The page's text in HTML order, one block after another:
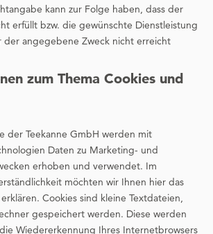
kann zur Folge haben, dass der
erfüllt bzw. die gewünschte Dienstleistung
der angegebene Zweck nicht erreicht
zum Thema Cookies und
der Teekanne GmbH werden mit
Daten zu Marketing- und
erhoben und verwendet. Im
möchten wir Ihnen hier das
Cookies sind kleine Textdateien,
gespeichert werden. Diese werden
Wiedererkennung Ihres Internetbrowsers